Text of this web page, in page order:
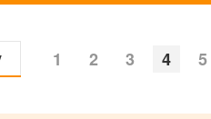
1 2 3 4 5